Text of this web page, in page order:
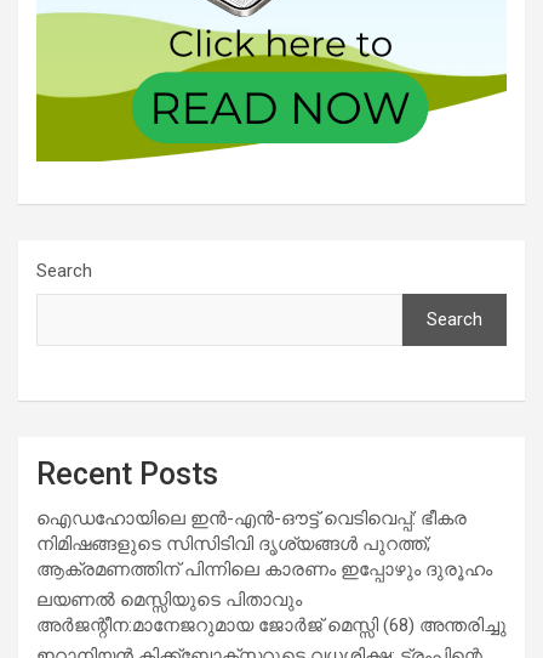
Search
Search
Recent Posts
ഐഡഹോയിലെ ഇൻ-എൻ-ഔട്ട് വെടിവെപ്പ്: ഭീകര
നിമിഷങ്ങളുടെ സിസിടിവി ദൃശ്യങ്ങൾ പുറത്ത്;
ആക്രമണത്തിന് പിന്നിലെ കാരണം ഇപ്പോഴും ദുരൂഹം
ലയണൽ മെസ്സിയുടെ പിതാവും
അർജന്റീന:മാനേജറുമായ ജോർജ് മെസ്സി (68) അന്തരിച്ചു